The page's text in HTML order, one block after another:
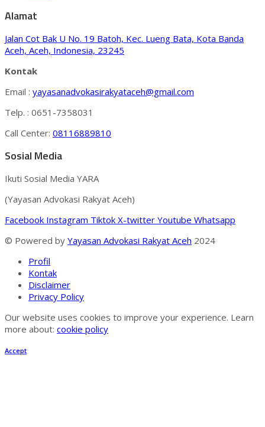
Alamat
Jalan Cot Bak U No. 19 Batoh, Kec. Lueng Bata, Kota Banda
Aceh, Aceh, Indonesia, 23245
Kontak
Email : yayasanadvokasirakyataceh@gmail.com
Telp. : 0651-7358031
Call Center: 08116889810
Sosial Media
Ikuti Sosial Media YARA
(Yayasan Advokasi Rakyat Aceh)
Facebook Instagram Tiktok X-twitter Youtube Whatsapp
© Powered by Yayasan Advokasi Rakyat Aceh 2024
Profil
Kontak
Disclaimer
Privacy Policy
Our website uses cookies to improve your experience. Learn
more about: cookie policy
Accept